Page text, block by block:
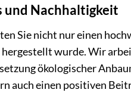
und Nachhaltigkeit
Sie nicht nur einen
wurde. Wir
ökologischer
auch einen positiven